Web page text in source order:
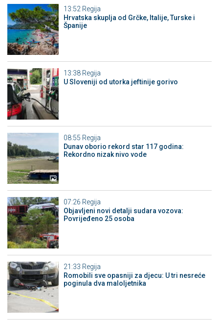
13:52 Regija
Hrvatska skuplja od Grčke, Italije, Turske i
Španije
13:38 Regija
U Sloveniji od utorka jeftinije gorivo
08:55 Regija
Dunav oborio rekord star 117 godina:
Rekordno nizak nivo vode
07:26 Regija
Objavljeni novi detalji sudara vozova:
Povrijeđeno 25 osoba
21:33 Regija
Romobili sve opasniji za djecu: U tri nesreće
poginula dva maloljetnika